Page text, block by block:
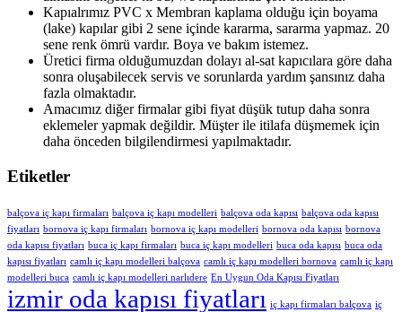
Kapıalrımız PVC x Membran kaplama olduğu için boyama
(lake) kapılar gibi 2 sene içinde kararma, sararma yapmaz. 20
sene renk ömrü vardır. Boya ve bakım istemez.
Üretici firma olduğumuzdan dolayı al-sat kapıcılara göre daha
sonra oluşabilecek servis ve sorunlarda yardım şansınız daha
fazla olmaktadır.
Amacımız diğer firmalar gibi fiyat düşük tutup daha sonra
eklemeler yapmak değildir. Müşter ile itilafa düşmemek için
daha önceden bilgilendirmesi yapılmaktadır.
Etiketler
balçova iç kapı firmaları balçova iç kapı modelleri balçova oda kapısı balçova oda kapısı
fiyatları bornova iç kapı firmaları bornova iç kapı modelleri bornova oda kapısı bornova
oda kapısı fiyatları buca iç kapı firmaları buca iç kapı modelleri buca oda kapısı buca oda
kapısı fiyatları camlı iç kapı modelleri balçova camlı iç kapı modelleri bornova camlı iç kapı
modelleri buca camlı iç kapı modelleri narlıdere En Uygun Oda Kapısı Fiyatları
izmir oda kapısı fiyatları iç kapı firmaları balçova iç